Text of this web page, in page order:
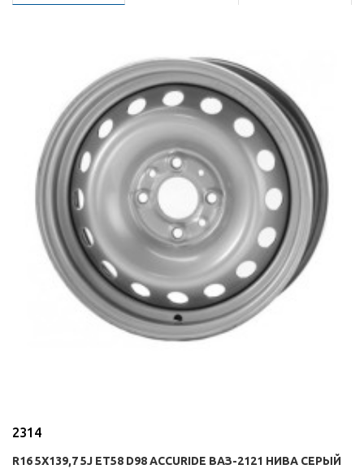
2314
R16 5X139,7 5J ET58 D98 ACCURIDE ВАЗ-2121 НИВА СЕРЫЙ